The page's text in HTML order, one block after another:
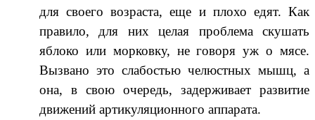
для своего возраста, еще и плохо едят. Как
правило, для них целая проблема скушать
яблоко или морковку, не говоря уж о мясе.
Вызвано это слабостью челюстных мышц, а
она, в свою очередь, задерживает развитие
движений артикуляционного аппарата.